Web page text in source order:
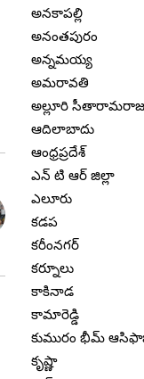
అనకాపల్లి
అనంతపురం
అన్నమయ్య
అమరావతి
అల్లూరి
ఆదిలాబాదు
ఆంధ్రప్రదేశ్
ఎన్ టి ఆర్ జిల్లా
ఎలూరు
కడప
కరీంనగర్
కర్నూలు
కాకినాడ
కామారెడ్డి
కుమురం భీమ్
కృష్ణా